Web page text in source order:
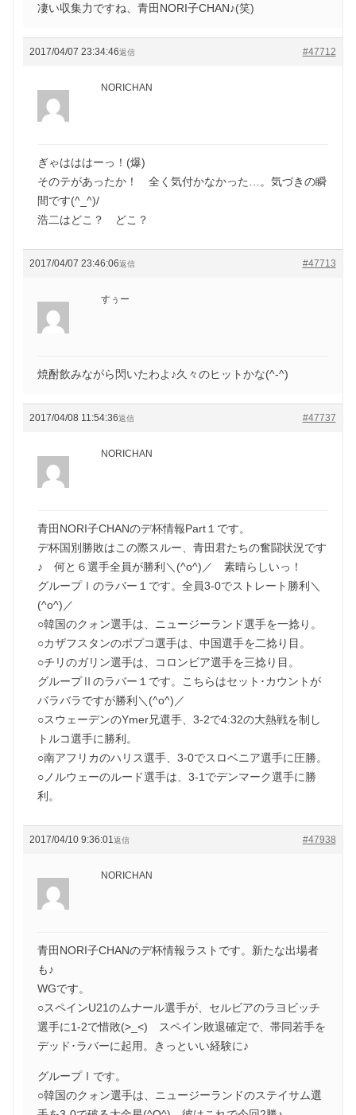
凄い収集力ですね、青田NORI子CHAN♪(笑)
2017/04/07 23:34:46 #47712
返信
NORICHAN
ぎゃはははーっ！(爆)
そのテがあったか！ 全く気付かなかった…。気づきの瞬
間です(^_^)/
浩二はどこ？ どこ？
2017/04/07 23:46:06 #47713
返信
すぅー
焼酎飲みながら閃いたわよ♪久々のヒットかな(^-^)
2017/04/08 11:54:36 #47737
返信
NORICHAN
青田NORI子CHANのデ杯情報Part１です。
デ杯国別勝敗はこの際スルー、青田君たちの奮闘状況です
♪ 何と６選手全員が勝利＼(^o^)／ 素晴らしいっ！
グループⅠのラバー１です。全員3-0でストレート勝利＼
(^o^)／
○韓国のクォン選手は、ニュージーランド選手を一捻り。
○カザフスタンのポプコ選手は、中国選手を二捻り目。
○チリのガリン選手は、コロンビア選手を三捻り目。
グループⅡのラバー１です。こちらはセット･カウントが
バラバラですが勝利＼(^o^)／
○スウェーデンのYmer兄選手、3-2で4:32の大熱戦を制し
トルコ選手に勝利。
○南アフリカのハリス選手、3-0でスロベニア選手に圧勝。
○ノルウェーのルード選手は、3-1でデンマーク選手に勝
利。
2017/04/10 9:36:01 #47938
返信
NORICHAN
青田NORI子CHANのデ杯情報ラストです。新たな出場者
も♪
WGです。
○スペインU21のムナール選手が、セルビアのラヨビッチ
選手に1-2で惜敗(>_<) スペイン敗退確定で、帯同若手を
デッド･ラバーに起用。きっといい経験に♪
グループⅠです。
○韓国のクォン選手は、ニュージーランドのステイサム選